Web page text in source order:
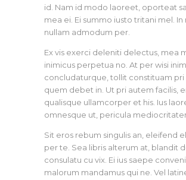
id. Nam id modo laoreet, oporteat
mea ei. Ei summo iusto tritani mel. In
nullam admodum per.
Ex vis exerci deleniti delectus, mea
inimicus perpetua no. At per wisi
concludaturque, tollit constituam pri
quem debet in. Ut pri autem facilis,
qualisque ullamcorper et his. Ius
omnesque ut, pericula
Sit eros rebum singulis an, eleifend
per te. Sea libris alterum at, blandit
consulatu cu vix. Ei ius saepe
malorum mandamus qui ne. Vel